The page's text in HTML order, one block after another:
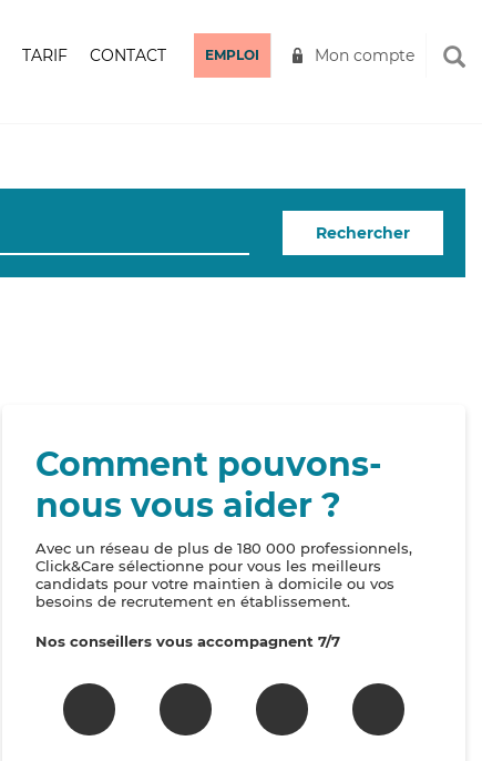
TARIF CONTACT EMPLOI Mon compte
Rechercher
Comment pouvons-
nous vous aider ?
Avec un réseau de plus de 180 000 professionnels,
Click&Care sélectionne pour vous les meilleurs
candidats pour votre maintien à domicile ou vos
besoins de recrutement en établissement.
Nos conseillers vous accompagnent 7/7